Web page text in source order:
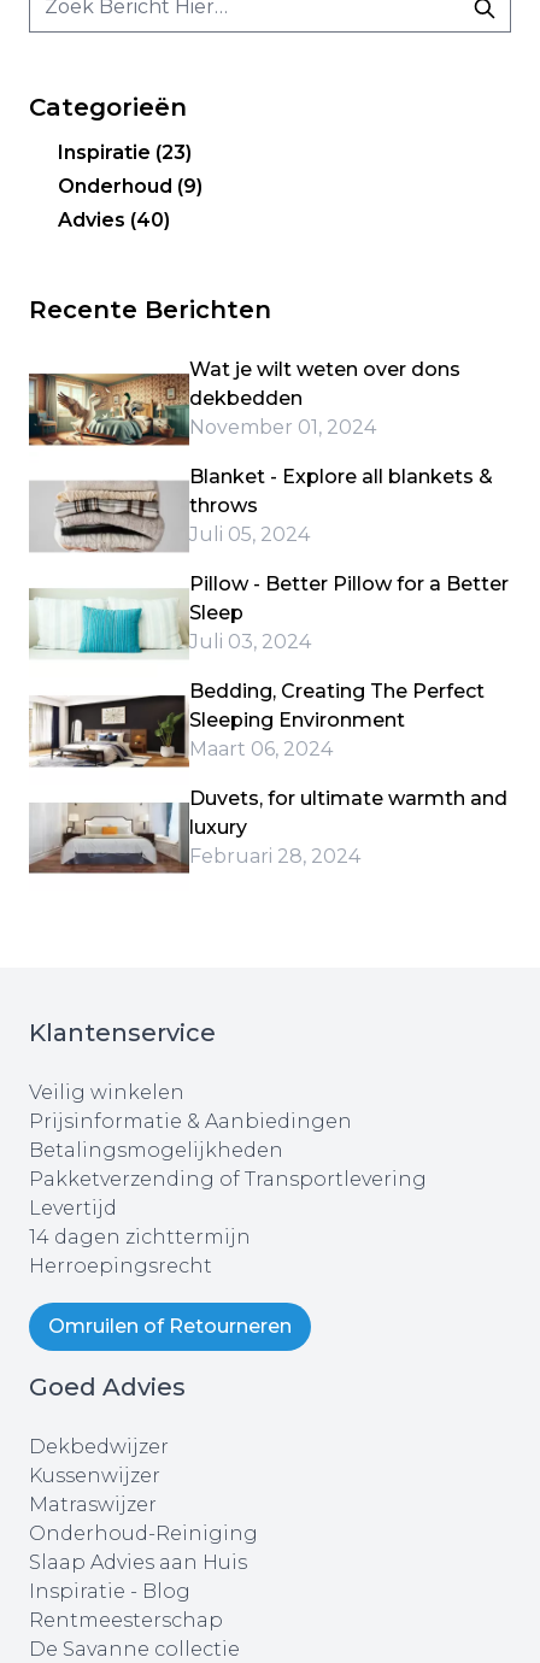
Categorieën
Inspiratie (23)
Onderhoud (9)
Advies (40)
Recente Berichten
Wat je wilt weten over dons
dekbedden
November 01, 2024
Blanket - Explore all blankets &
throws
Juli 05, 2024
Pillow - Better Pillow for a Better
Sleep
Juli 03, 2024
Bedding, Creating The Perfect
Sleeping Environment
Maart 06, 2024
Duvets, for ultimate warmth and
luxury
Februari 28, 2024
Klantenservice
Veilig winkelen
Prijsinformatie & Aanbiedingen
Betalingsmogelijkheden
Pakketverzending of Transportlevering
Levertijd
14 dagen zichttermijn
Herroepingsrecht
Omruilen of Retourneren
Goed Advies
Dekbedwijzer
Kussenwijzer
Matraswijzer
Onderhoud-Reiniging
Slaap Advies aan Huis
Inspiratie - Blog
Rentmeesterschap
De Savanne collectie